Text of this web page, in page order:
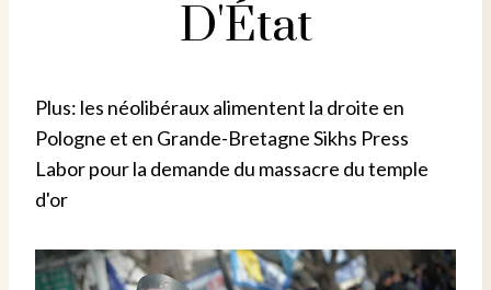
D'État
Plus: les néolibéraux alimentent la droite en
Pologne et en Grande-Bretagne Sikhs Press
Labor pour la demande du massacre du temple
d'or